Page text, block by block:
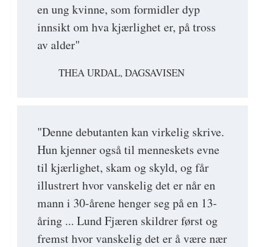
en ung kvinne, som formidler dyp
innsikt om hva kjærlighet er, på tross
av alder"
THEA URDAL, DAGSAVISEN
"Denne debutanten kan virkelig skrive.
Hun kjenner også til menneskets evne
til kjærlighet, skam og skyld, og får
illustrert hvor vanskelig det er når en
mann i 30-årene henger seg på en 13-
åring ... Lund Fjæren skildrer først og
fremst hvor vanskelig det er å være nær